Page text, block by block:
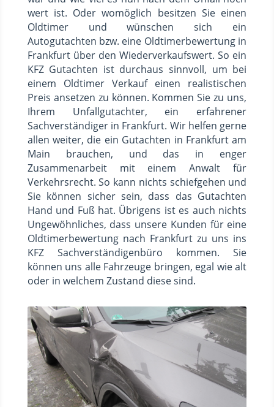
wert ist. Oder womöglich besitzen Sie einen
Oldtimer und wünschen sich ein
Autogutachten bzw. eine Oldtimerbewertung in
Frankfurt über den Wiederverkaufswert. So ein
KFZ Gutachten ist durchaus sinnvoll, um bei
einem Oldtimer Verkauf einen realistischen
Preis ansetzen zu können. Kommen Sie zu uns,
Ihrem Unfallgutachter, ein erfahrener
Sachverständiger in Frankfurt. Wir helfen gerne
allen weiter, die ein Gutachten in Frankfurt am
Main brauchen, und das in enger
Zusammenarbeit mit einem Anwalt für
Verkehrsrecht. So kann nichts schiefgehen und
Sie können sicher sein, dass das Gutachten
Hand und Fuß hat. Übrigens ist es auch nichts
Ungewöhnliches, dass unsere Kunden für eine
Oldtimerbewertung nach Frankfurt zu uns ins
KFZ Sachverständigenbüro kommen. Sie
können uns alle Fahrzeuge bringen, egal wie alt
oder in welchem Zustand diese sind.